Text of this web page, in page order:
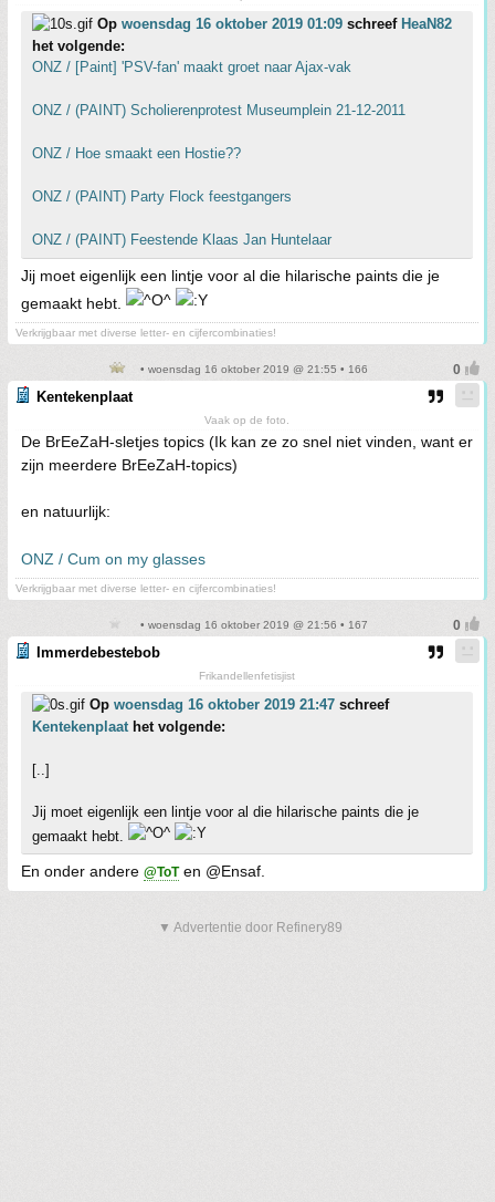
Op woensdag 16 oktober 2019 01:09 schreef HeaN82
het volgende:
ONZ / [Paint] 'PSV-fan' maakt groet naar Ajax-vak
ONZ / (PAINT) Scholierenprotest Museumplein 21-12-2011
ONZ / Hoe smaakt een Hostie??
ONZ / (PAINT) Party Flock feestgangers
ONZ / (PAINT) Feestende Klaas Jan Huntelaar
Jij moet eigenlijk een lintje voor al die hilarische paints die je
gemaakt hebt.
Verkrijgbaar met diverse letter- en cijfercombinaties!
• woensdag 16 oktober 2019 @ 21:55 • 166
Kentekenplaat
Vaak op de foto.
De BrEeZaH-sletjes topics (Ik kan ze zo snel niet vinden, want er
zijn meerdere BrEeZaH-topics)
en natuurlijk:
ONZ / Cum on my glasses
Verkrijgbaar met diverse letter- en cijfercombinaties!
• woensdag 16 oktober 2019 @ 21:56 • 167
Immerdebestebob
Frikandellenfetisjist
Op woensdag 16 oktober 2019 21:47 schreef
Kentekenplaat het volgende:
[..]
Jij moet eigenlijk een lintje voor al die hilarische paints die je
gemaakt hebt.
En onder andere @ToTen @Ensaf.
▼ Advertentie door Refinery89